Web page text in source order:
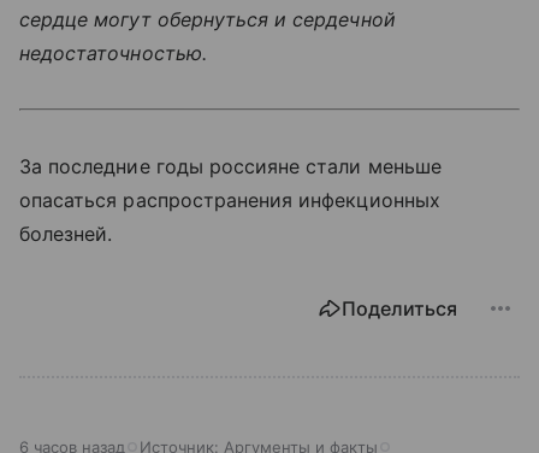
сердце могут обернуться и сердечной
недостаточностью.
За последние годы россияне стали меньше
опасаться распространения инфекционных
болезней.
Поделиться
6 часов назад Источник: Аргументы и факты